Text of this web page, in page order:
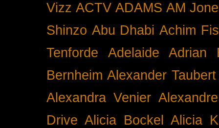
Vizz ACTV ADAMS AM
Shinzo Abu Dhabi Achim
Tenforde
Adelaide
Adrian
Bernheim Alexander Taubert
Alexandra Venier
Drive Alicia Bockel
Alicia